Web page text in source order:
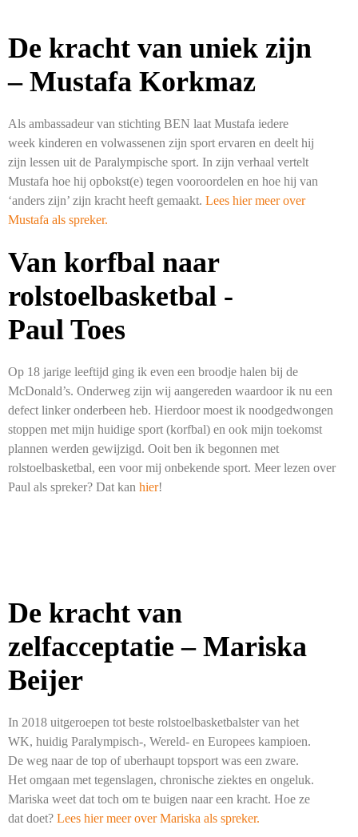
De kracht van uniek zijn
– Mustafa Korkmaz
Als ambassadeur van stichting BEN laat Mustafa iedere
week kinderen en volwassenen zijn sport ervaren en deelt hij
zijn lessen uit de Paralympische sport. In zijn verhaal vertelt
Mustafa hoe hij opbokst(e) tegen vooroordelen en hoe hij van
‘anders zijn’ zijn kracht heeft gemaakt. Lees hier meer over
Mustafa als spreker.
Van korfbal naar
rolstoelbasketbal -
Paul Toes
Op 18 jarige leeftijd ging ik even een broodje halen bij de
McDonald’s. Onderweg zijn wij aangereden waardoor ik nu een
defect linker onderbeen heb. Hierdoor moest ik noodgedwongen
stoppen met mijn huidige sport (korfbal) en ook mijn toekomst
plannen werden gewijzigd. Ooit ben ik begonnen met
rolstoelbasketbal, een voor mij onbekende sport. Meer lezen over
Paul als spreker? Dat kan hier!
De kracht van
zelfacceptatie – Mariska
Beijer
In 2018 uitgeroepen tot beste rolstoelbasketbalster van het
WK, huidig Paralympisch-, Wereld- en Europees kampioen.
De weg naar de top of uberhaupt topsport was een zware.
Het omgaan met tegenslagen, chronische ziektes en ongeluk.
Mariska weet dat toch om te buigen naar een kracht. Hoe ze
dat doet? Lees hier meer over Mariska als spreker.